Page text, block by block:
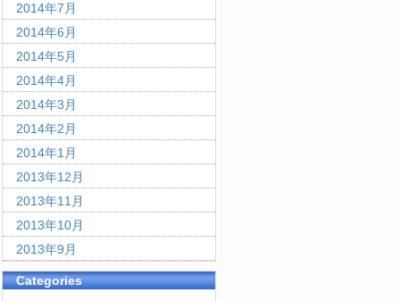
2014年7月
2014年6月
2014年5月
2014年4月
2014年3月
2014年2月
2014年1月
2013年12月
2013年11月
2013年10月
2013年9月
Categories